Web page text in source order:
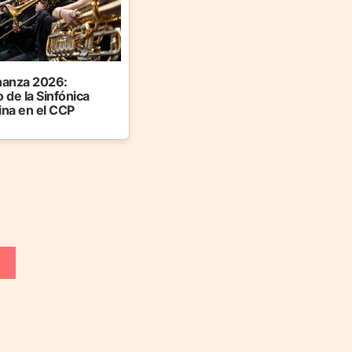
2026:
de la Sinfónica
en el CCP